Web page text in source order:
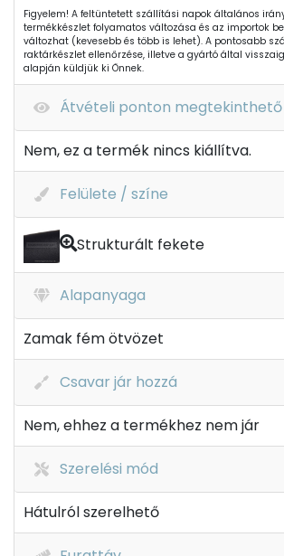
Figyelem! A feltüntetett szállítási napok általános
termékkészlet folyamatos változása és az importok
változhat (kevesebb és több is lehet). A pontosabb
raktárkészlet ellenőrzése, illetve a gyártó által
alapján küldjük ki Önnek.
Átvételi ponton megtekinthető
Nem, ez a termék nincs kiállítva.
Felülete / színe
Strukturált fekete
Alapanyaga
Zamak fém ötvözet
Csavar jár hozzá
Nem, ehhez a termékhez nem jár
Szerelési mód
Hátulról szerelhető